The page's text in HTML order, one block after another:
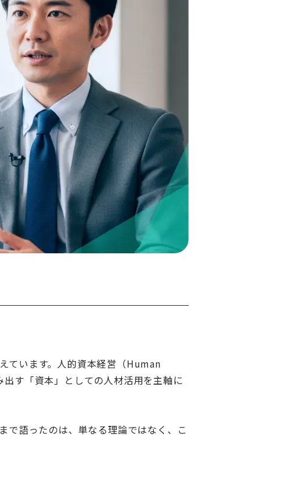
ています。人的資本経営（Human
す「資本」としての人材活用を主軸に
で語ったのは、単なる理論ではなく、こ